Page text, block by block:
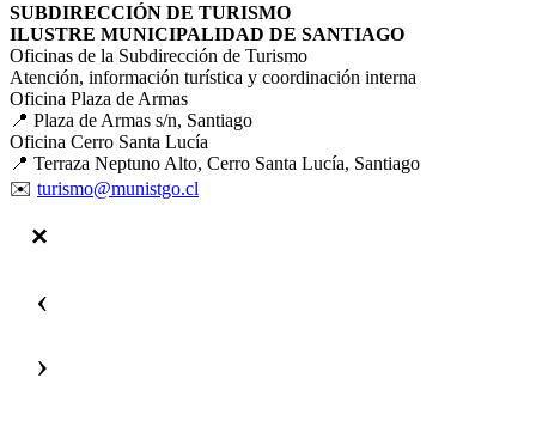
SUBDIRECCIÓN DE TURISMO
ILUSTRE MUNICIPALIDAD DE SANTIAGO
Oficinas de la Subdirección de Turismo
Atención, información turística y coordinación interna
Oficina Plaza de Armas
📍 Plaza de Armas s/n, Santiago
Oficina Cerro Santa Lucía
📍 Terraza Neptuno Alto, Cerro Santa Lucía, Santiago
✉️ turismo@munistgo.cl
‹
›